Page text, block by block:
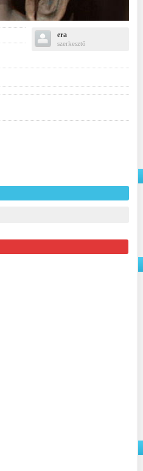
era
szerkesztő